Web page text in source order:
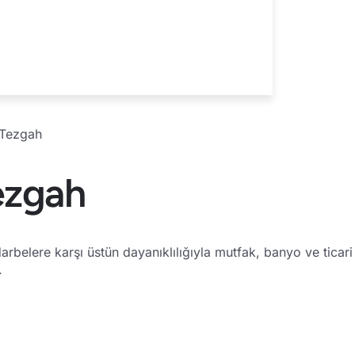
karşı üstün dayanıklılığıyla mutfak, banyo ve